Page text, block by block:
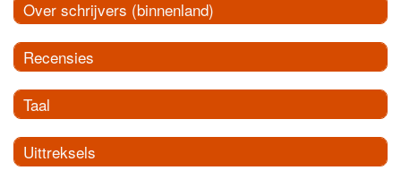
Over schrijvers (binnenland)
Recensies
Taal
Uittreksels